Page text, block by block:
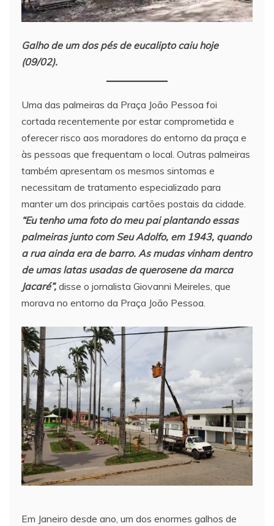
Galho de um dos pés de eucalipto caiu hoje
(09/02).
Uma das palmeiras da Praça João Pessoa foi
cortada recentemente por estar comprometida e
oferecer risco aos moradores do entorno da praça e
às pessoas que frequentam o local. Outras palmeiras
também apresentam os mesmos sintomas e
necessitam de tratamento especializado para
manter um dos principais cartões postais da cidade.
“Eu tenho uma foto do meu pai plantando essas
palmeiras junto com Seu Adolfo, em 1943, quando
a rua ainda era de barro. As mudas vinham dentro
de umas latas usadas de querosene da marca
Jacaré”, disse o jornalista Giovanni Meireles, que
morava no entorno da Praça João Pessoa.
Em Janeiro desde ano, um dos enormes galhos de